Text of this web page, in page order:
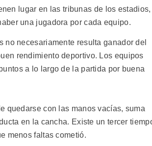
lugar en las tribunas de los estadios,
una jugadora por cada equipo.
no necesariamente resulta ganador del
rendimiento deportivo. Los equipos
a lo largo de la partida por buena
quedarse con las manos vacías, suma
en la cancha. Existe un tercer
menos faltas cometió.